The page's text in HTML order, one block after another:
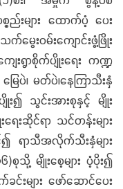
စည်းများ ထောက်ပံ့ ပေး
ေးဝမ်းကျောင်းဖွံ့ဖြိုး
ေးရွာစိုက်ပျိုးရေး ကဏ္ဍ
ပဲ၊ မတ်ပဲ၊နေကြာသီးနှံ
း၍ သွင်းအားစုနှင့် မျိုး
းရေးဆိုင်ရာ သင်တန်းများ
င်၍ ရာသီအလိုက်သီးနှံများ
)စုသို့ မျိုးစေ့များ ပံ့ပိုး၍
းများ ဖော်ဆောင်ပေး